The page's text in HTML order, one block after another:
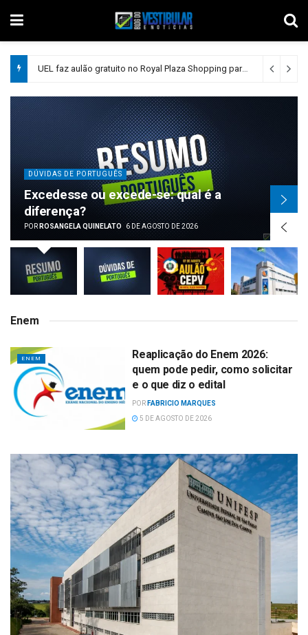
UEL faz aulão gratuito no Royal Plaza Shopping para o Vestibular 2027
DÚVIDAS DE PORTUGUÊS
Excedesse ou excede-se: qual é a
diferença?
POR ROSANGELA QUINELATO 6 DE AGOSTO DE 2026
Enem
ENEM
Reaplicação do Enem 2026:
quem pode pedir, como solicitar
e o que diz o edital
POR FABRICIO MARQUES
5 DE AGOSTO DE 2026